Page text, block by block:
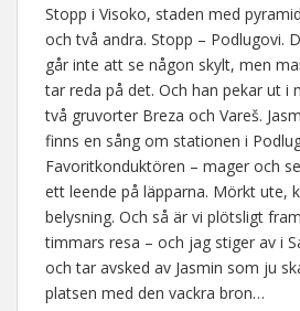
Stopp i Visoko, staden med
och två andra. Stopp – Podlugovi.
går inte att se någon skylt, men
tar reda på det. Och han pekar ut i
två gruvorter Breza och Vareš.
finns en sång om stationen i
Favoritkonduktören – mager och
ett leende på läpparna. Mörkt ute,
belysning. Och så är vi plötsligt
timmars resa – och jag stiger av i
och tar avsked av Jasmin som ju
platsen med den vackra bron…